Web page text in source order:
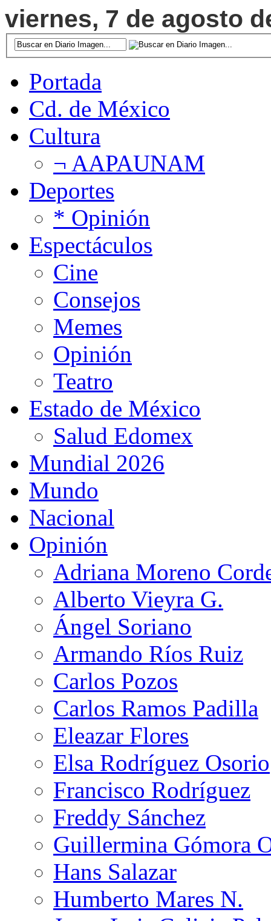
viernes, 7 de agosto
Portada
Cd. de México
Cultura
¬ AAPAUNAM
Deportes
* Opinión
Espectáculos
Cine
Consejos
Memes
Opinión
Teatro
Estado de México
Salud Edomex
Mundial 2026
Mundo
Nacional
Opinión
Adriana Moreno
Alberto Vieyra G.
Ángel Soriano
Armando Ríos Ruiz
Carlos Pozos
Carlos Ramos Padilla
Eleazar Flores
Elsa Rodríguez Osorio
Francisco Rodríguez
Freddy Sánchez
Guillermina Gómora
Hans Salazar
Humberto Mares N.